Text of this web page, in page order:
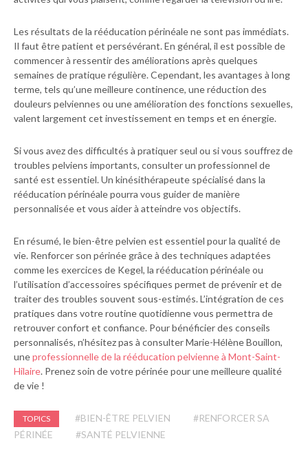
Les résultats de la rééducation périnéale ne sont pas immédiats.
Il faut être patient et persévérant. En général, il est possible de
commencer à ressentir des améliorations après quelques
semaines de pratique régulière. Cependant, les avantages à long
terme, tels qu’une meilleure continence, une réduction des
douleurs pelviennes ou une amélioration des fonctions sexuelles,
valent largement cet investissement en temps et en énergie.
Si vous avez des difficultés à pratiquer seul ou si vous souffrez de
troubles pelviens importants, consulter un professionnel de
santé est essentiel. Un kinésithérapeute spécialisé dans la
rééducation périnéale pourra vous guider de manière
personnalisée et vous aider à atteindre vos objectifs.
En résumé, le bien-être pelvien est essentiel pour la qualité de
vie. Renforcer son périnée grâce à des techniques adaptées
comme les exercices de Kegel, la rééducation périnéale ou
l’utilisation d’accessoires spécifiques permet de prévenir et de
traiter des troubles souvent sous-estimés. L’intégration de ces
pratiques dans votre routine quotidienne vous permettra de
retrouver confort et confiance. Pour bénéficier des conseils
personnalisés, n’hésitez pas à consulter Marie-Hélène Bouillon,
uneprofessionnellede la rééducation pelvienne à Mont-Saint-
Hilaire. Prenez soin de votre périnée pour une meilleure qualité
de vie !
TOPICS #BIEN-ÊTRE PELVIEN
#RENFORCER SA
PÉRINÉE
#SANTÉ PELVIENNE